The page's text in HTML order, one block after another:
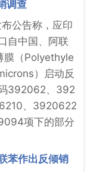
调查
公告称，应印
自中国、阿联
膜‌（Polyethyle
）启动反
392062、392
、3920622
项下的部分
苯作出反倾销